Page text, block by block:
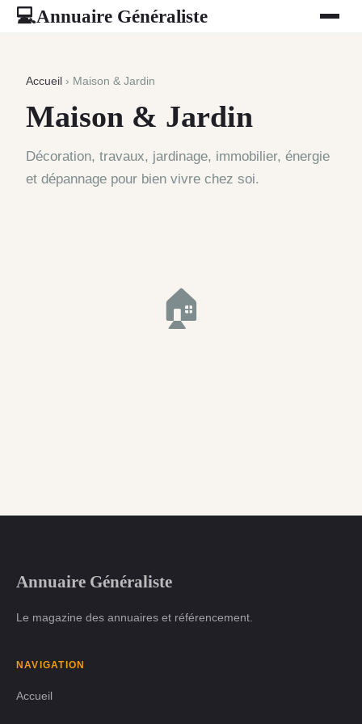
💻Annuaire Généraliste
Accueil › Maison & Jardin
Maison & Jardin
Décoration, travaux, jardinage, immobilier, énergie
et dépannage pour bien vivre chez soi.
🏠
Annuaire Généraliste
Le magazine des annuaires et référencement.
NAVIGATION
Accueil